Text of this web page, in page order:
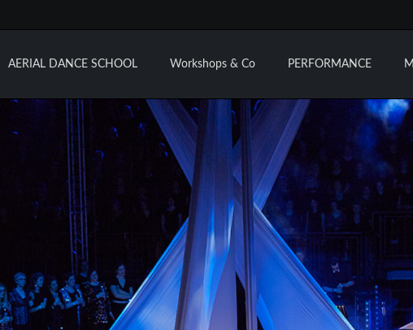
AERIAL DANCE SCHOOL Workshops & Co PERFORMANCE
Bühne
Kirche
im Grünen
Kleinkunst
Eröffnungsfeiern
Kulturveranstaltungen
Richtfest
Ihre Wünsche